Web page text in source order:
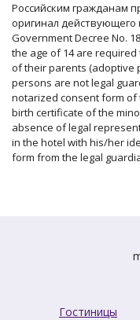
Российским гражданам
оригинал действующего
Government Decree No.
the age of 14 are
of their parents (adoptive
persons are not legal
notarized consent form of
birth certificate of the
absence of legal
in the hotel with his/her
form from the legal
Гостиницы